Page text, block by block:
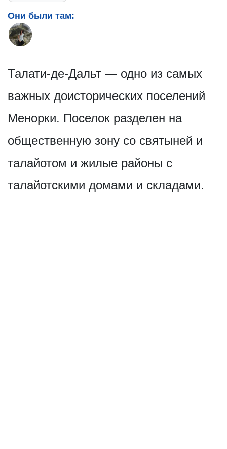
Они были там:
Талати-де-Дальт — одно из самых
важных доисторических поселений
Менорки. Поселок разделен на
общественную зону со святыней и
талайотом и жилые районы с
талайотскими домами и складами.